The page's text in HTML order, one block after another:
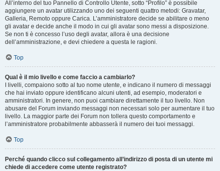
All’interno del tuo Pannello di Controllo Utente, sotto “Profilo” è possibile
aggiungere un avatar utilizzando uno dei seguenti quattro metodi: Gravatar,
Galleria, Remoto oppure Carica. L’amministratore decide se abilitare o meno
gli avatar e decide anche il modo in cui gli avatar sono messi a disposizione.
Se non ti è concesso l’uso degli avatar, allora è una decisione
dell’amministrazione, e devi chiedere a questa le ragioni.
Top
Qual è il mio livello e come faccio a cambiarlo?
I livelli, compaiono sotto al tuo nome utente, e indicano il numero di messaggi
che hai inviato oppure identificano alcuni utenti, ad esempio, moderatori e
amministratori. In genere, non puoi cambiare direttamente il tuo livello. Non
abusare del Forum inviando messaggi non necessari solo per aumentare il tuo
livello. La maggior parte dei Forum non tollera questo comportamento e
l’amministratore probabilmente abbasserà il numero dei tuoi messaggi.
Top
Perché quando clicco sul collegamento all’indirizzo di posta di un utente mi
chiede di accedere come utente registrato?